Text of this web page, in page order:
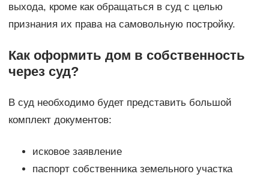
выхода, кроме как обращаться в суд с целью
признания их права на самовольную постройку.
Как оформить дом в собственность
через суд?
В суд необходимо будет представить большой
комплект документов:
исковое заявление
паспорт собственника земельного участка